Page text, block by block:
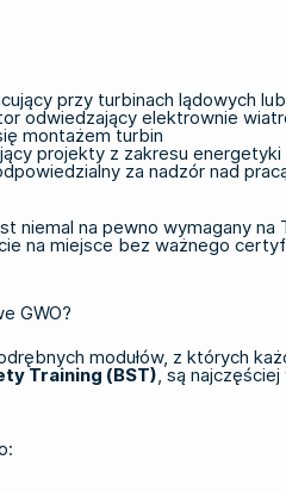
przy turbinach lądowych
odwiedzający elektrownie
montażem turbin
projekty z zakresu
za nadzór nad
niemal na pewno wymagany
na miejsce bez ważnego
GWO?
modułów, z których
Training (BST) , są